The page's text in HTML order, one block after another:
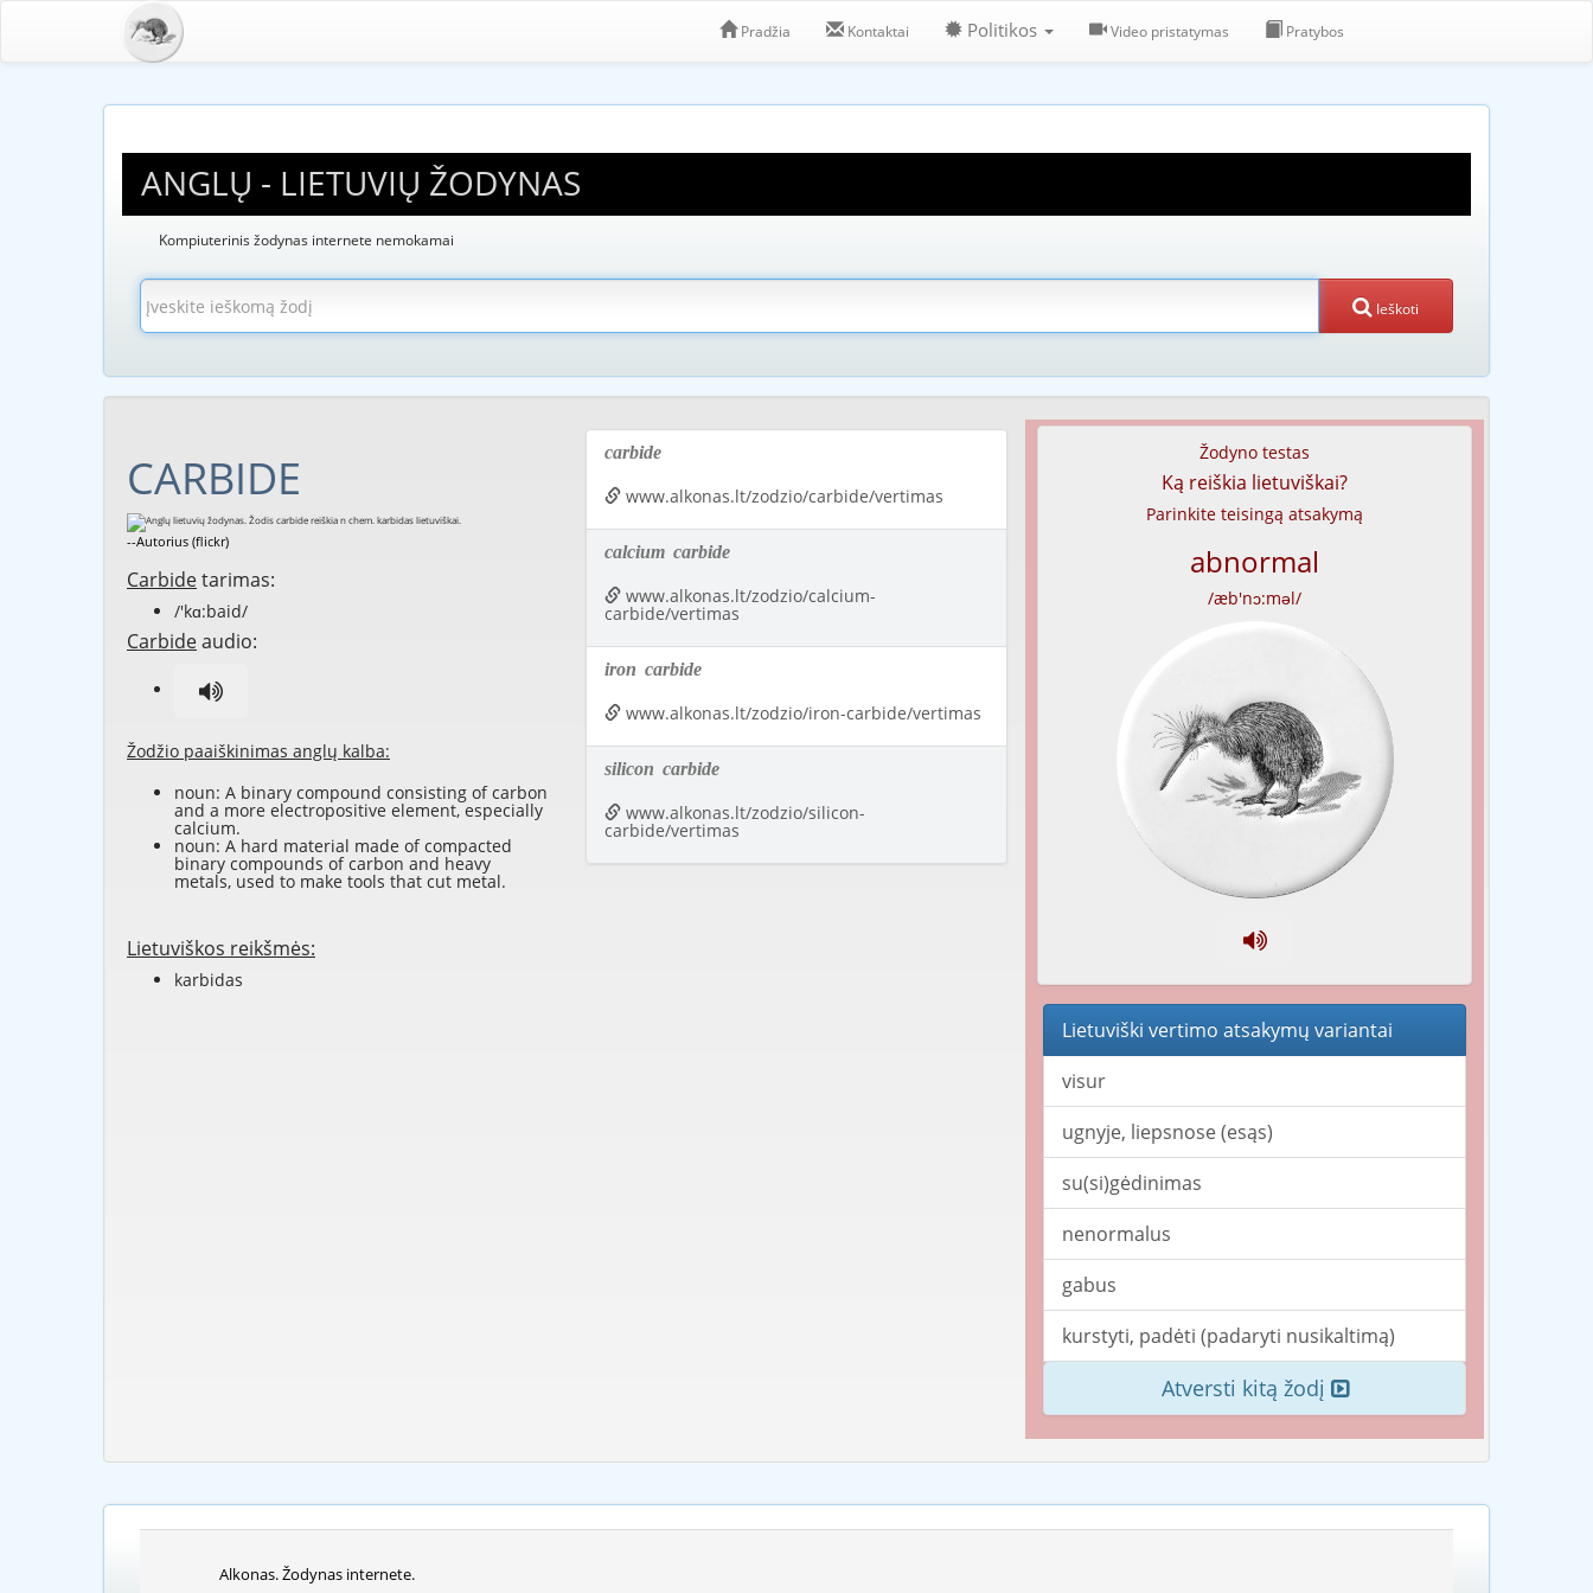
Pradžia Kontaktai Politikos Video pristatymas Pratybos
ANGLŲ - LIETUVIŲ ŽODYNAS
Kompiuterinis žodynas internete nemokamai
Ieškoti
CARBIDE
--Autorius (flickr)
Carbidetarimas:
/'kɑ:baid/
Carbideaudio:
Žodžio paaiškinimas anglų kalba:
noun: A binary compound consisting of carbon
and a more electropositive element, especially
calcium.
noun: A hard material made of compacted
binary compounds of carbon and heavy
metals, used to make tools that cut metal.
Lietuviškos reikšmės:
karbidas
carbide
www.alkonas.lt/zodzio/carbide/vertimas
calcium carbide
www.alkonas.lt/zodzio/calcium-
carbide/vertimas
iron carbide
www.alkonas.lt/zodzio/iron-carbide/vertimas
silicon carbide
www.alkonas.lt/zodzio/silicon-
carbide/vertimas
Žodyno testas
Ką reiškia lietuviškai?
Parinkite teisingą atsakymą
abnormal
/æb'nɔ:məl/
Lietuviški vertimo atsakymų variantai
visur
ugnyje, liepsnose (esąs)
su(si)gėdinimas
nenormalus
gabus
kurstyti, padėti (padaryti nusikaltimą)
Atversti kitą žodį
Alkonas. Žodynas internete.